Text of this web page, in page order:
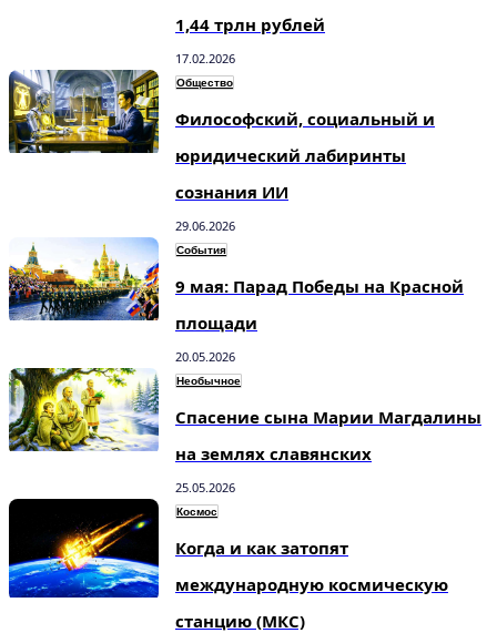
1,44 трлн рублей
17.02.2026
Общество
Философский, социальный и
юридический лабиринты
сознания ИИ
29.06.2026
События
9 мая: Парад Победы на Красной
площади
20.05.2026
Необычное
Спасение сына Марии Магдалины
на землях славянских
25.05.2026
Космос
Когда и как затопят
международную космическую
станцию (МКС)